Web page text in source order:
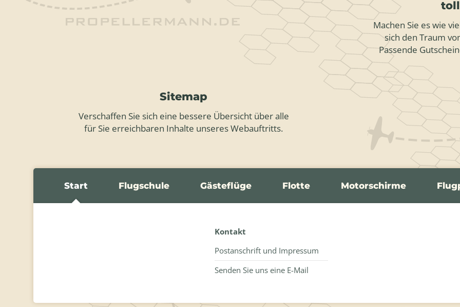
Machen Sie es wie
sich den Traum
Passende
Sitemap
Verschaffen Sie sich eine bessere Übersicht über alle
für Sie erreichbaren Inhalte unseres Webauftritts.
Start Flugschule Gästeflüge Flotte Motorschirme
Kontakt
Postanschrift und Impressum
Senden Sie uns eine E-Mail